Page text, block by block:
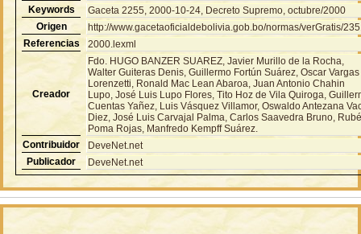
Keywords
Gaceta 2255, 2000-10-24, Decreto Supremo, octubre/2000
Origen
http://www.gacetaoficialdebolivia.gob.bo/normas/verGratis/
Referencias
2000.lexml
Creador
Fdo. HUGO BANZER SUAREZ, Javier Murillo de la Rocha,
Walter Guiteras Denis, Guillermo Fortún Suárez, Oscar Vargas
Lorenzetti, Ronald Mac Lean Abaroa, Juan Antonio Chahin
Lupo, José Luis Lupo Flores, Tito Hoz de Vila Quiroga,
Cuentas Yañez, Luis Vásquez Villamor, Oswaldo Antezana
Diez, José Luis Carvajal Palma, Carlos Saavedra Bruno,
Poma Rojas, Manfredo Kempff Suárez.
Contribuidor
DeveNet.net
Publicador
DeveNet.net